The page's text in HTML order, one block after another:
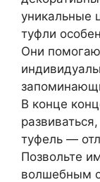
уникальные
туфли
Они
В конце
туфель —
Позвольте
волшебным